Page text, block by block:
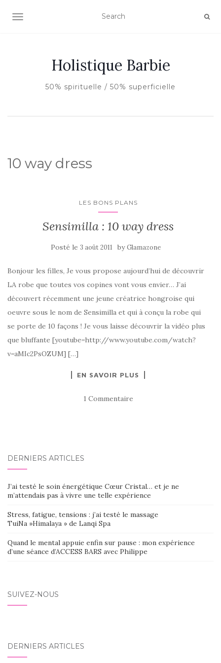
AFFICHER/MASQUER LA NAVIGATION
Holistique Barbie
50% spirituelle / 50% superficielle
10 way dress
LES BONS PLANS
Sensimilla : 10 way dress
Posté le 3 août 2011 byGlamazone
Bonjour les filles, Je vous propose aujourd’hui de découvrir
LA robe que toutes vos copines vont vous envier… J’ai
découvert récemment une jeune créatrice hongroise qui
oeuvre sous le nom de Sensimilla et qui à conçu la robe qui
se porte de 10 façons ! Je vous laisse découvrir la vidéo plus
que bluffante [youtube=http://www.youtube.com/watch?
v=aMIc2PsOZUM] […]
EN SAVOIR PLUS
1 Commentaire
DERNIERS ARTICLES
J’ai testé le soin énergétique Cœur Cristal… et je ne
m’attendais pas à vivre une telle expérience
Stress, fatigue, tensions : j’ai testé le massage
TuiNa »Himalaya » de Lanqi Spa
Quand le mental appuie enfin sur pause : mon expérience
d’une séance d’ACCESS BARS avec Philippe
SUIVEZ-NOUS
DERNIERS ARTICLES